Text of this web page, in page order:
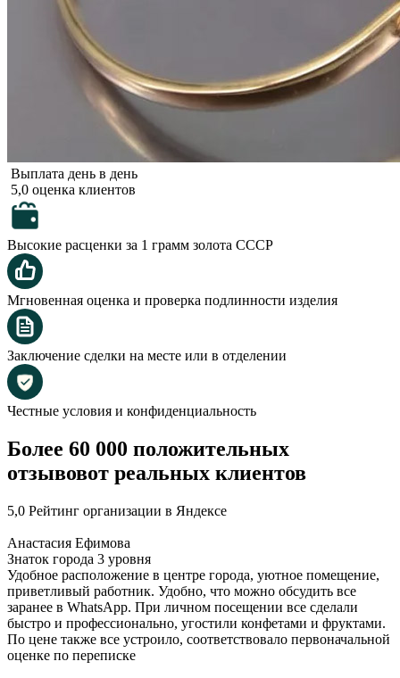
Выплата день в день
5,0 оценка клиентов
Высокие расценки за 1 грамм золота СССР
Мгновенная оценка и проверка подлинности изделия
Заключение сделки на месте или в отделении
Честные условия и конфиденциальность
Более 60 000 положительных
отзывовот реальных клиентов
5,0 Рейтинг организации в Яндексе
Анастасия Ефимова
Знаток города 3 уровня
Удобное расположение в центре города, уютное помещение,
приветливый работник. Удобно, что можно обсудить все
заранее в WhatsApp. При личном посещении все сделали
быстро и профессионально, угостили конфетами и фруктами.
По цене также все устроило, соответствовало первоначальной
оценке по переписке